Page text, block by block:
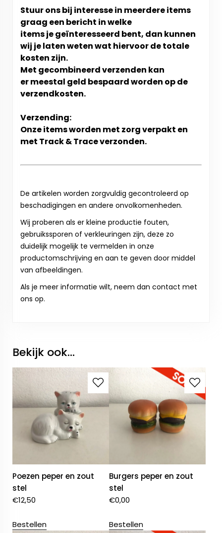
Stuur ons bij interesse in meerdere items
graag een bericht in welke
items je geïnteresseerd bent, dan kunnen
wij je laten weten wat hiervoor de totale
kosten zijn.
Met gecombineerd verzenden kan
er meestal geld bespaard worden op de
verzendkosten.
Verzending:
Onze items worden met zorg verpakt en
met Track & Trace verzonden.
De artikelen worden zorgvuldig gecontroleerd op
beschadigingen en andere onvolkomenheden.
Wij proberen als er kleine productie fouten,
gebruikssporen of verkleuringen zijn, deze zo
duidelijk mogelijk te vermelden in onze
productomschrijving en aan te geven door middel
van afbeeldingen.
Als je meer informatie wilt, neem dan contact met
ons op.
Bekijk ook...
Poezen peper en zout
stel
€12,50
Bestellen
Burgers peper en zout
stel
€0,00
Bestellen